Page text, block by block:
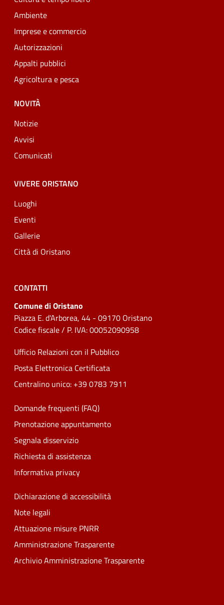
Ambiente
Imprese e commercio
Autorizzazioni
Appalti pubblici
Agricoltura e pesca
NOVITÀ
Notizie
Avvisi
Comunicati
VIVERE ORISTANO
Luoghi
Eventi
Gallerie
Città di Oristano
CONTATTI
Comune di Oristano
Piazza E. d'Arborea, 44 - 09170 Oristano
Codice fiscale / P. IVA: 00052090958
Ufficio Relazioni con il Pubblico
Posta Elettronica Certificata
Centralino unico: +39 0783 7911
Domande frequenti (FAQ)
Prenotazione appuntamento
Segnala disservizio
Richiesta di assistenza
Informativa privacy
Dichiarazione di accessibilità
Note legali
Attuazione misure PNRR
Amministrazione Trasparente
Archivio Amministrazione Trasparente